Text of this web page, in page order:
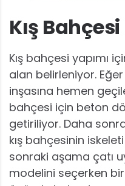
Kış Bahçesi
Kış bahçesi yapımı
alan belirleniyor.
inşasına hemen
bahçesi için beton
getiriliyor. Daha
kış bahçesinin
sonraki aşama çatı
modelini seçerken